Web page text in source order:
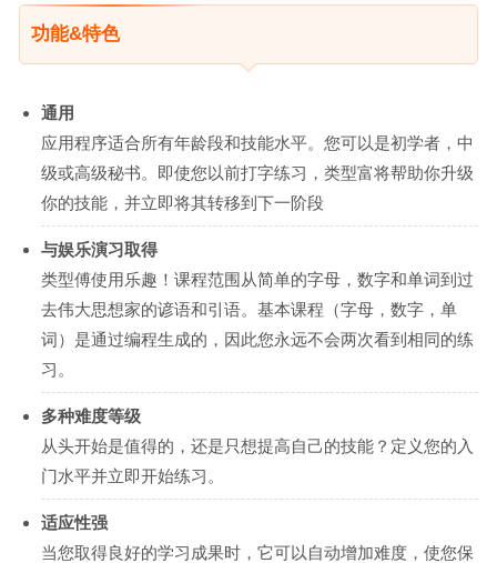
功能&特色
通用
应用程序适合所有年龄段和技能水平。您可以是初学者，中
级或高级秘书。即使您以前打字练习，类型富将帮助你升级
你的技能，并立即将其转移到下一阶段
与娱乐演习取得
类型傅使用乐趣！课程范围从简单的字母，数字和单词到过
去伟大思想家的谚语和引语。基本课程（字母，数字，单
词）是通过编程生成的，因此您永远不会两次看到相同的练
习。
多种难度等级
从头开始是值得的，还是只想提高自己的技能？定义您的入
门水平并立即开始练习。
适应性强
当您取得良好的学习成果时，它可以自动增加难度，使您保